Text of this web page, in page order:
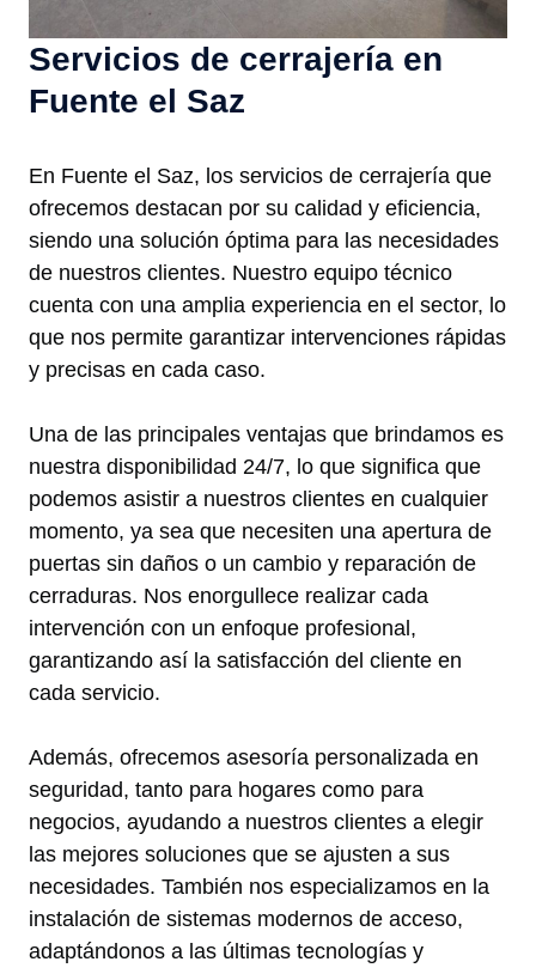
Servicios de cerrajería en
Fuente el Saz
En Fuente el Saz, los servicios de cerrajería que
ofrecemos destacan por su calidad y eficiencia,
siendo una solución óptima para las necesidades
de nuestros clientes. Nuestro equipo técnico
cuenta con una amplia experiencia en el sector, lo
que nos permite garantizar intervenciones rápidas
y precisas en cada caso.
Una de las principales ventajas que brindamos es
nuestra disponibilidad 24/7, lo que significa que
podemos asistir a nuestros clientes en cualquier
momento, ya sea que necesiten una apertura de
puertas sin daños o un cambio y reparación de
cerraduras. Nos enorgullece realizar cada
intervención con un enfoque profesional,
garantizando así la satisfacción del cliente en
cada servicio.
Además, ofrecemos asesoría personalizada en
seguridad, tanto para hogares como para
negocios, ayudando a nuestros clientes a elegir
las mejores soluciones que se ajusten a sus
necesidades. También nos especializamos en la
instalación de sistemas modernos de acceso,
adaptándonos a las últimas tecnologías y